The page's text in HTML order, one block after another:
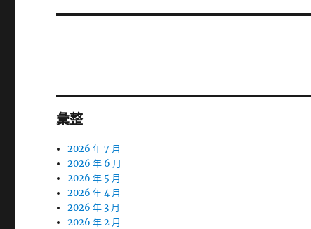
篇
彙整
2026 年 7 月
2026 年 6 月
2026 年 5 月
2026 年 4 月
2026 年 3 月
2026 年 2 月